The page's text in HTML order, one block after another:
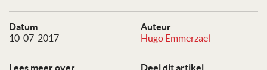
Datum
10-07-2017
Auteur
Hugo Emmerzael
Lees meer over Deel dit artikel